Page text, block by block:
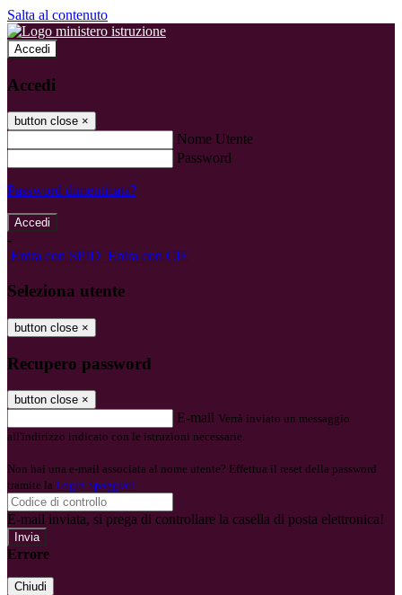
Salta al contenuto
Accedi
Accedi
button close ×
Nome Utente
Password
Password dimenticata?
-
Entra con SPID Entra con CIE
Seleziona utente
button close ×
Recupero password
button close ×
E-mail Verrà inviato un messaggio
all'indirizzo indicato con le istruzioni necessarie.
Non hai una e-mail associata al nome utente? Effettua il reset della password
tramite la Login Spaggiari
E-mail inviata, si prega di controllare la casella di posta elettronica!
Errore
Chiudi